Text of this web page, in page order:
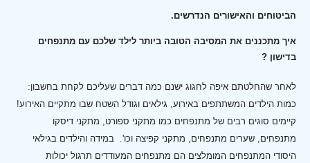
הביטוחים והאישורים הנדרשים.
איך מתכננים את המסיבה הטובה ביותר לילד שלכם עם מתנפחים
בדישון ?
לאחר שהחלטתם איפה לחגוג ישנם כמה דברים שעליכם לקחת בחשבון:
כמות הילדים המשתתפים באירוע, גילאים וגודל השטח שבו מתקיים האירוע!
קיימים סוגים רבים של מתנפחים כמו מתקני ספורט, מתקני דיסקו
מתנפחים, שערים מתנפחים, מתקני קפיצה וכו'. במידה והילדים בגילאי
היסודי המתנפחים המומלצים הם מתנפחים המעודדים תרגול יכולות